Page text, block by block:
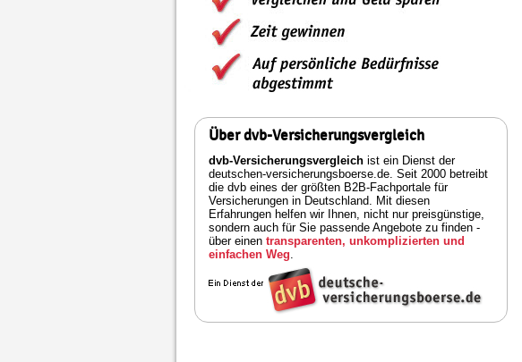
Über dvb-Versicherungsvergleich
dvb-Versicherungsvergleich ist ein Dienst der
deutschen-versicherungsboerse.de. Seit 2000 betreibt
die dvb eines der größten B2B-Fachportale für
Versicherungen in Deutschland. Mit diesen
Erfahrungen helfen wir Ihnen, nicht nur preisgünstige,
sondern auch für Sie passende Angebote zu finden -
über einen transparenten, unkomplizierten und
einfachen Weg.